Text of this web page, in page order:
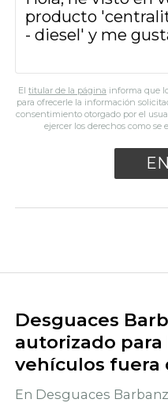
El titular de la página informa que
para ofrecerle la información
consentimiento otorgado por el
ejercer los derechos como se
Desguaces
autorizado
vehículos fuera
En Desguaces